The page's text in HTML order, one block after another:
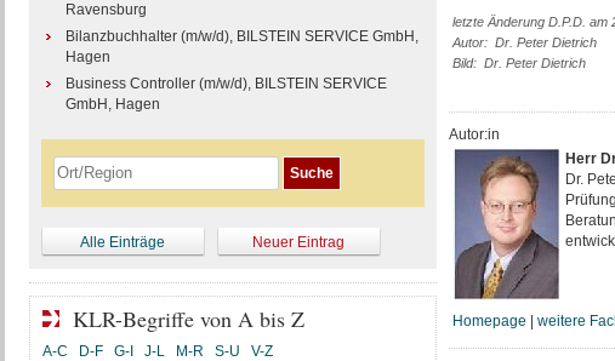
letzte Änderung D.P.D. am
Autor: Dr. Peter Dietrich
Bild: Dr. Peter Dietrich
Autor:in
Herr
Dr.
Homepage weitere
Ravensburg
Bilanzbuchhalter (m/w/d), BILSTEIN SERVICE GmbH,
Hagen
Business Controller (m/w/d), BILSTEIN SERVICE
GmbH, Hagen
Alle Einträge Neuer Eintrag
KLR-Begriffe von A bis Z
A-C D-F G-I J-L M-R S-U
V-Z